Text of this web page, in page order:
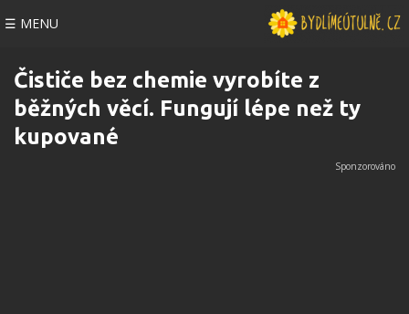
☰ MENU
Čističe bez chemie vyrobíte z
běžných věcí. Fungují lépe než ty
kupované